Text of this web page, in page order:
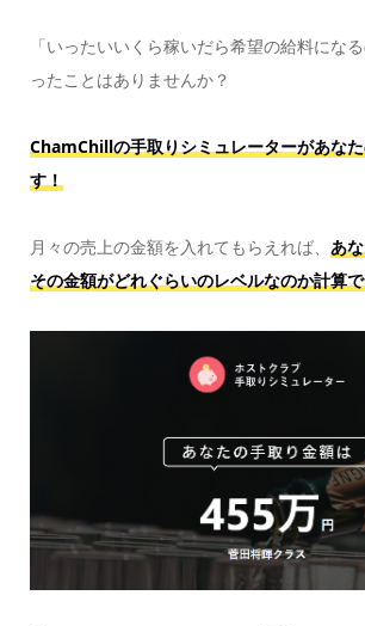
「いったいいくら稼いだら希望の給料にな
ったことはありませんか？
ChamChillの手取りシミュレーターがあな
す！
月々の売上の金額を入れてもらえれば、 あ
その金額がどれぐらいのレベルなのか計算